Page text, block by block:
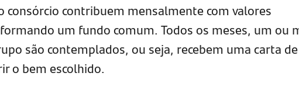
consórcio contribuem mensalmente com valores
um fundo comum. Todos os meses, um ou
são contemplados, ou seja, recebem uma carta de
o bem escolhido.